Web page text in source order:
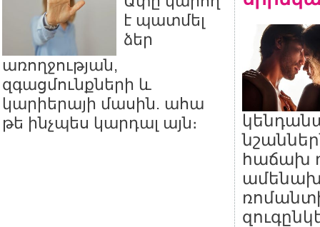
է պատմել
ձեր
առողջության,
զգացմունքների և
կարիերայի մասին. ահա
թե ինչպես կարդալ այն։
հաճախ